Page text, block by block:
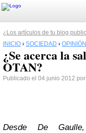
¿Los artículos de tu blog
INICIO › SOCIEDAD › OPINIÓN
¿Se acerca la
OTAN?
Publicado el 04 junio 2012 por
Desde De